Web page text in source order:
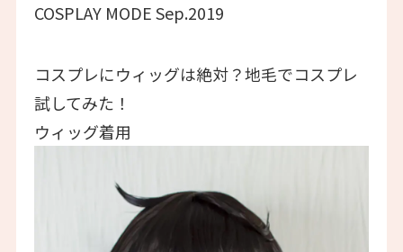
COSPLAY MODE Sep.2019
コスプレにウィッグは絶対？地毛でコスプレ
試してみた！
ウィッグ着用